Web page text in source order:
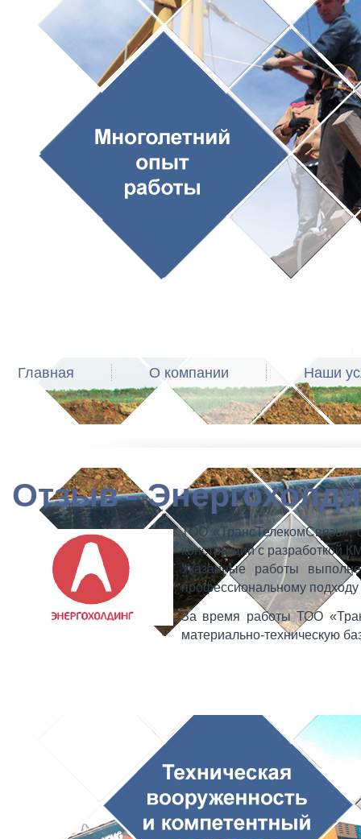
Главная О компании Наши
Отзыв -
ТОО «ТрансТелекомСвязь»,
конструкций с разработкой
Указанные работы
профессиональному подходу
За время работы ТОО
материально-техническую